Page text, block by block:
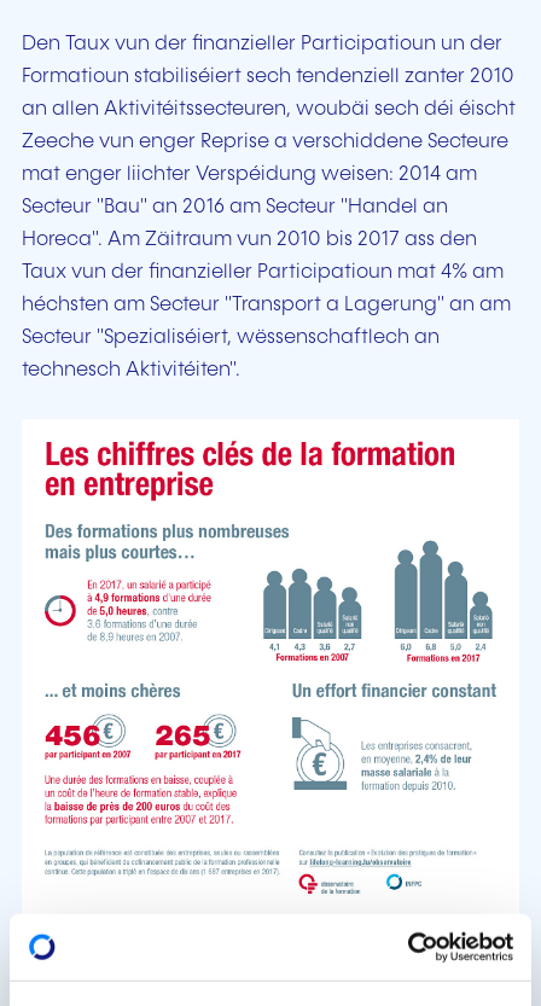
Den Taux vun der finanzieller Participatioun un der
Formatioun stabiliséiert sech tendenziell zanter 2010
an allen Aktivitéitssecteuren, woubäi sech déi éischt
Zeeche vun enger Reprise a verschiddene Secteure
mat enger liichter Verspéidung weisen: 2014 am
Secteur "Bau" an 2016 am Secteur "Handel an
Horeca". Am Zäitraum vun 2010 bis 2017 ass den
Taux vun der finanzieller Participatioun mat 4% am
héchsten am Secteur "Transport a Lagerung" an am
Secteur "Spezialiséiert, wëssenschaftlech an
technesch Aktivitéiten".
Méi, dofir awer méi kuerz Formatiounen